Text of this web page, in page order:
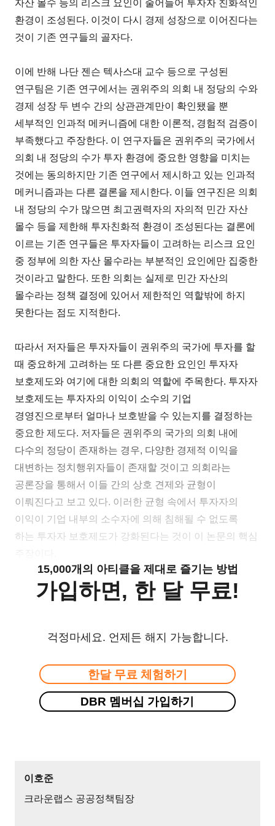
자산 몰수 등의 리스크 요인이 줄어들어 투자자 친화적인
환경이 조성된다. 이것이 다시 경제 성장으로 이어진다는
것이 기존 연구들의 골자다.
이에 반해 나단 젠슨 텍사스대 교수 등으로 구성된
연구팀은 기존 연구에서는 권위주의 의회 내 정당의 수와
경제 성장 두 변수 간의 상관관계만이 확인됐을 뿐
세부적인 인과적 메커니즘에 대한 이론적, 경험적 검증이
부족했다고 주장한다. 이 연구자들은 권위주의 국가에서
의회 내 정당의 수가 투자 환경에 중요한 영향을 미치는
것에는 동의하지만 기존 연구에서 제시하고 있는 인과적
메커니즘과는 다른 결론을 제시한다. 이들 연구진은 의회
내 정당의 수가 많으면 최고권력자의 자의적 민간 자산
몰수 등을 제한해 투자친화적 환경이 조성된다는 결론에
이르는 기존 연구들은 투자자들이 고려하는 리스크 요인
중 정부에 의한 자산 몰수라는 부분적인 요인에만 집중한
것이라고 말한다. 또한 의회는 실제로 민간 자산의
몰수라는 정책 결정에 있어서 제한적인 역할밖에 하지
못한다는 점도 지적한다.
따라서 저자들은 투자자들이 권위주의 국가에 투자를 할
때 중요하게 고려하는 또 다른 중요한 요인인 투자자
보호제도와 여기에 대한 의회의 역할에 주목한다. 투자자
보호제도는 투자자의 이익이 소수의 기업
경영진으로부터 얼마나 보호받을 수 있는지를 결정하는
중요한 제도다. 저자들은 권위주의 국가의 의회 내에
다수의 정당이 존재하는 경우, 다양한 경제적 이익을
대변하는 정치행위자들이 존재할 것이고 의회라는
공론장을 통해서 이들 간의 상호 견제와 균형이
이뤄진다고 보고 있다. 이러한 균형 속에서 투자자의
이익이 기업 내부의 소수자에 의해 침해될 수 없도록
하는 투자자 보호제도가 강화된다는 것이 이 논문의 핵심
15,000개의 아티클을 제대로 즐기는 방법
가입하면, 한 달 무료!
걱정마세요. 언제든 해지 가능합니다.
한달 무료 체험하기
DBR 멤버십 가입하기
이호준
크라운랩스 공공정책팀장